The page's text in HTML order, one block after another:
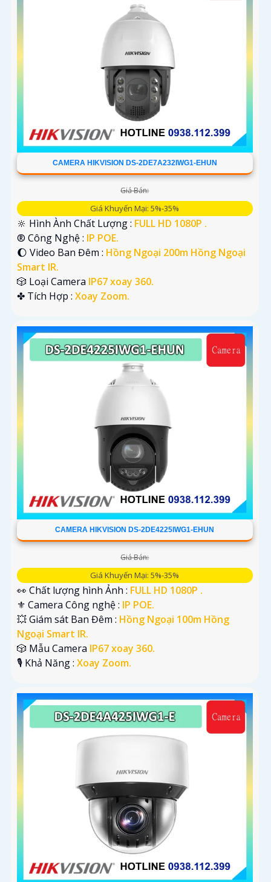
thêm thông tin hoặc hỗ trợ, hãy cho mình biết để được tư
CAMERA HIKVISION DS-2DE7A232IWG1-EHUN
Giá Bán:
Giá Khuyến Mại: 5%-35%
🔆 Hình Ành Chất Lượng : FULL HD 1080P .
®️ Công Nghệ : IP POE.
🌔 Video Ban Đêm : Hồng Ngoại 200m Hồng Ngoại
Smart IR.
🎲 Loại Camera IP67 xoay 360.
️✤ Tích Hợp : Xoay Zoom.
CAMERA HIKVISION DS-2DE4225IWG1-EHUN
Giá Bán:
Giá Khuyến Mại: 5%-35%
👀 Chất lượng hình Ảnh : FULL HD 1080P .
⚜️ Camera Công nghệ : IP POE.
💥 Giám sát Ban Đêm : Hồng Ngoại 100m Hồng
Ngoại Smart IR.
🎲 Mẫu Camera IP67 xoay 360.
️🎙 Khả Năng : Xoay Zoom.